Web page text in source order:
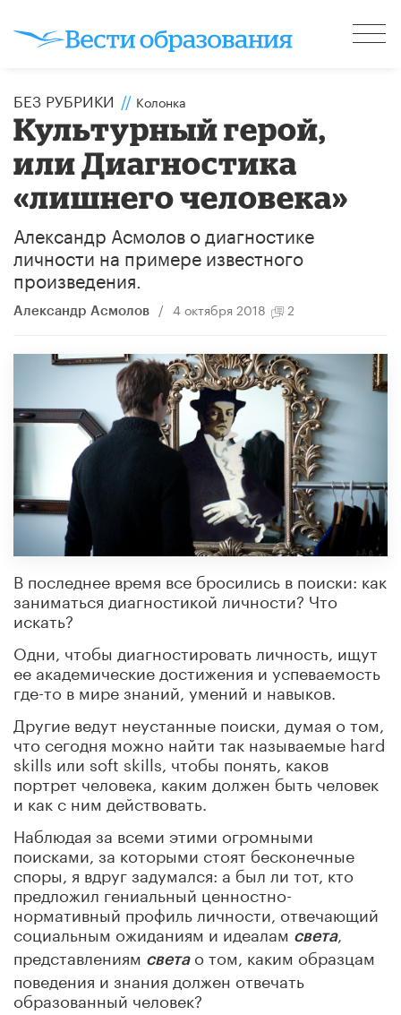
БЕЗ РУБРИКИ // Колонка
Культурный герой,
или Диагностика
«лишнего человека»
Александр Асмолов о диагностике
личности на примере известного
произведения.
Александр Асмолов / 4 октября 2018 2
В последнее время все бросились в поиски: как
заниматься диагностикой личности? Что
искать?
Одни, чтобы диагностировать личность, ищут
ее академические достижения и успеваемость
где-то в мире знаний, умений и навыков.
Другие ведут неустанные поиски, думая о том,
что сегодня можно найти так называемые hard
skills или soft skills, чтобы понять, каков
портрет человека, каким должен быть человек
и как с ним действовать.
Наблюдая за всеми этими огромными
поисками, за которыми стоят бесконечные
споры, я вдруг задумался: а был ли тот, кто
предложил гениальный ценностно-
нормативный профиль личности, отвечающий
социальным ожиданиям и идеалам света,
представлениям светао том, каким образцам
поведения и знания должен отвечать
образованный человек?